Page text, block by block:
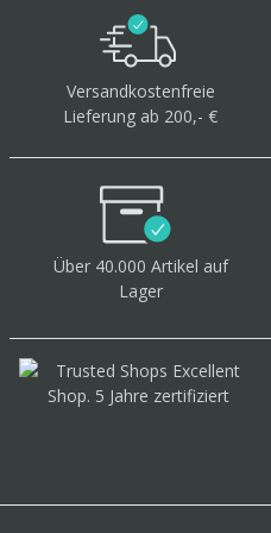
Versandkostenfreie
Lieferung ab 200,- €
Über 40.000 Artikel auf
Lager